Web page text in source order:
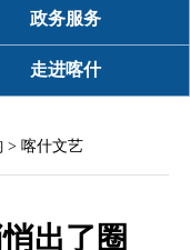
政务服务
走进喀什
> 喀什文艺
出了圈